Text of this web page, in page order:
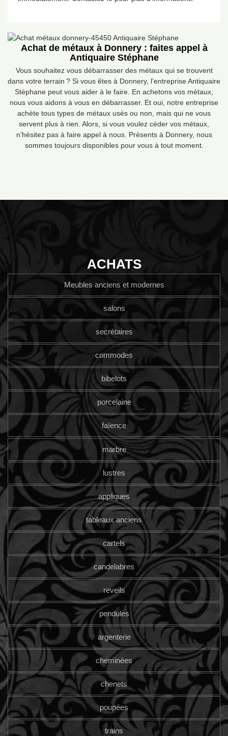
Achat de métaux à Donnery : faites appel à
Antiquaire Stéphane
Vous souhaitez vous débarrasser des métaux qui se trouvent
dans votre terrain ? Si vous êtes à Donnery, l’entreprise Antiquaire
Stéphane peut vous aider à le faire. En achetons vos métaux,
nous vous aidons à vous en débarrasser. Et oui, notre entreprise
achète tous types de métaux usés ou non, mais qui ne vous
servent plus à rien. Alors, si vous voulez céder vos métaux,
n’hésitez pas à faire appel à nous. Présents à Donnery, nous
sommes toujours disponibles pour vous à tout moment.
ACHATS
Meubles anciens et modernes
salons
secrétaires
commodes
bibelots
porcelaine
faïence
marbre
lustres
appliques
tableaux anciens
cartels
candelabres
reveils
pendules
argenterie
cheminées
chenets
poupées
trains